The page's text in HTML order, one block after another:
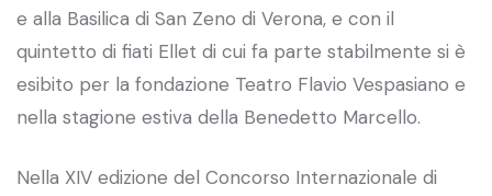
e alla Basilica di San Zeno di Verona, e con il
quintetto di fiati Ellet di cui fa parte stabilmente si è
esibito per la fondazione Teatro Flavio Vespasiano e
nella stagione estiva della Benedetto Marcello.
Nella XIV edizione del Concorso Internazionale di